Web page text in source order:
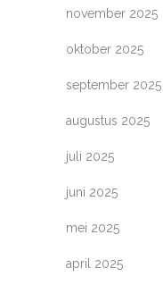
november 2025
oktober 2025
september 2025
augustus 2025
juli 2025
juni 2025
mei 2025
april 2025